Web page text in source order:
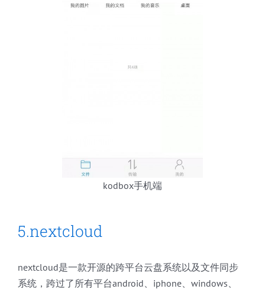
kodbox手机端
5.nextcloud
nextcloud是一款开源的跨平台云盘系统以及文件同步
系统，跨过了所有平台android、iphone、windows、